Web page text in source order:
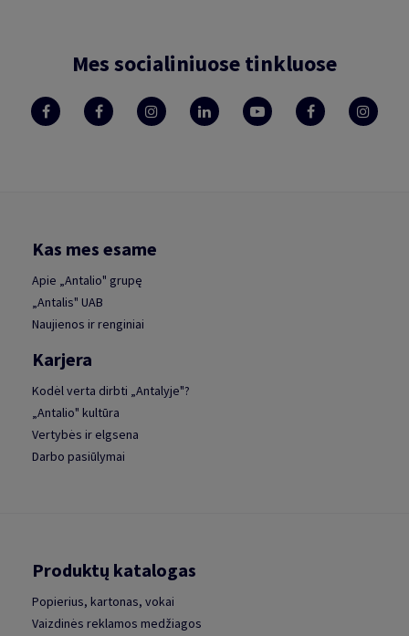
Mes socialiniuose tinkluose
Kas mes esame
Apie „Antalio" grupę
„Antalis" UAB
Naujienos ir renginiai
Karjera
Kodėl verta dirbti „Antalyje"?
„Antalio" kultūra
Vertybės ir elgsena
Darbo pasiūlymai
Produktų katalogas
Popierius, kartonas, vokai
Vaizdinės reklamos medžiagos